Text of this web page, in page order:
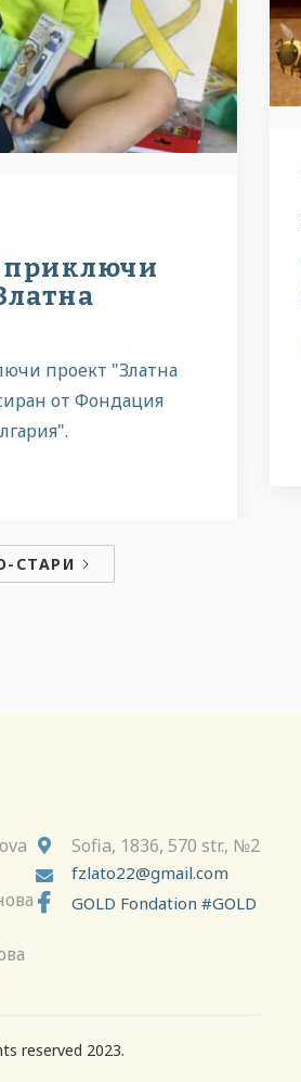
проект "Златна
от Фондация
СТАРИ
 Sofia, 1836, 570 str., №2
 fzlato22@gmail.com
 GOLD Fondation #GOLD
reserved 2023.